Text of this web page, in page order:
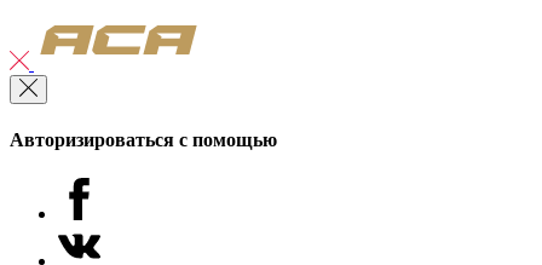
Авторизироваться с помощью